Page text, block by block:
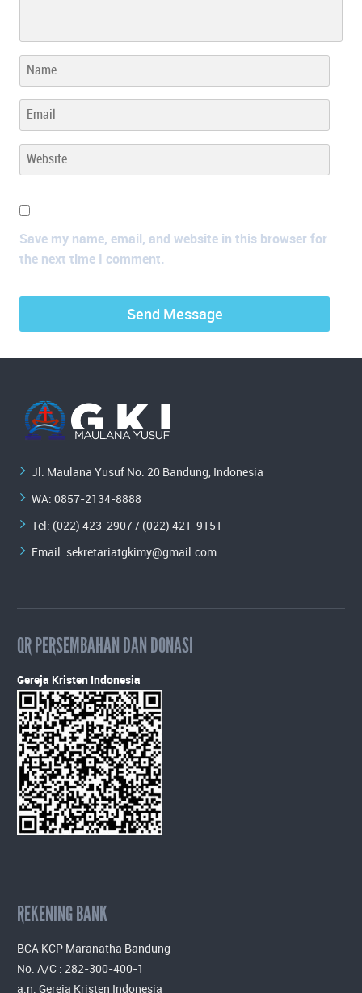
Save my name, email, and website in this browser for
the next time I comment.
Jl. Maulana Yusuf No. 20 Bandung, Indonesia
WA: 0857-2134-8888
Tel: (022) 423-2907 / (022) 421-9151
Email: sekretariatgkimy@gmail.com
QR PERSEMBAHAN DAN DONASI
Gereja Kristen Indonesia
REKENING BANK
BCA KCP Maranatha Bandung
No. A/C : 282-300-400-1
a.n. Gereja Kristen Indonesia